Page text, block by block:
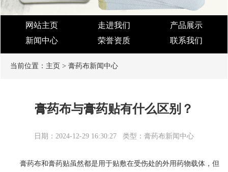
网站主页 走进我们
产品展示
新闻中心
荣誉资质 联系我们
当前位置： 主页 > 膏药布新闻中心
膏药布与膏药贴有什么区别？
日期：2024-12-29 16:30:27 类型：膏药布新闻中心
膏药布和膏药贴虽然都是用于贴敷在受伤处的外用药物载体，但